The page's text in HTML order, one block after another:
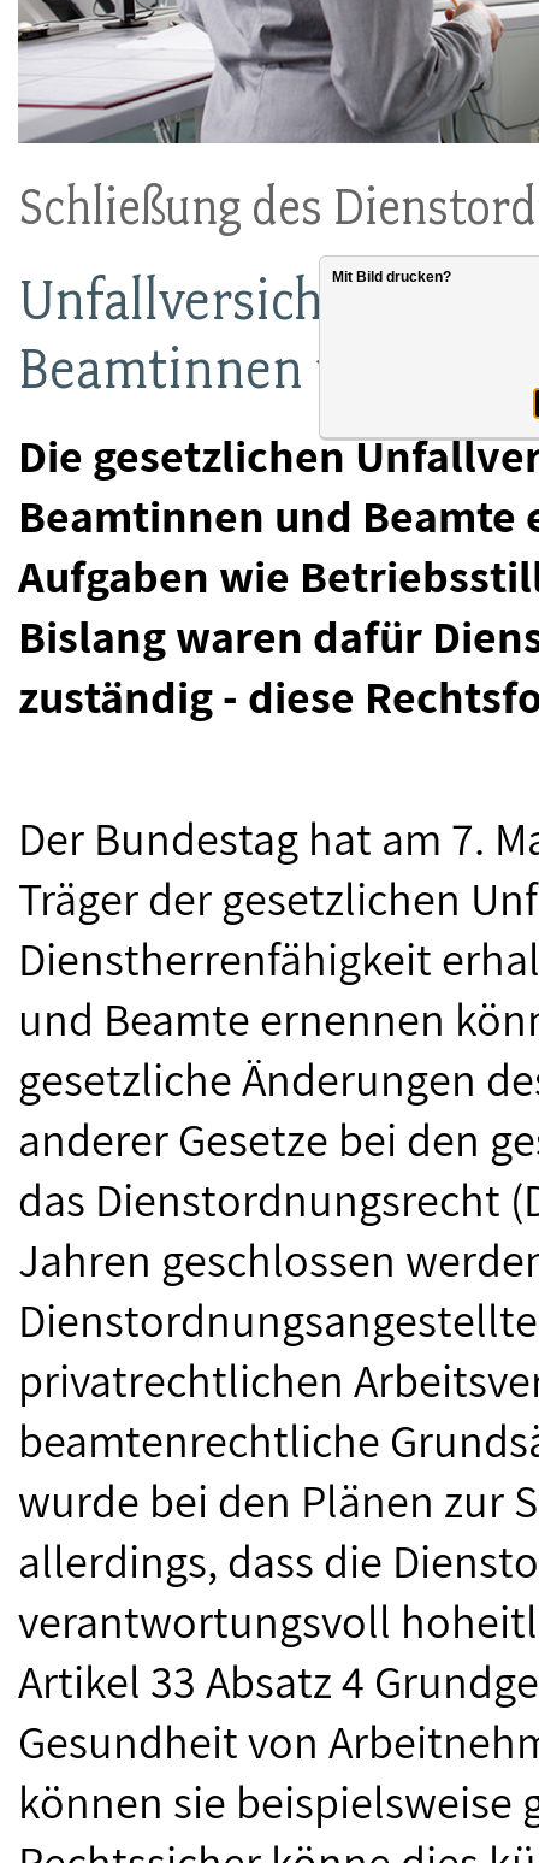
Schließung des
Beamtinnen und
Die gesetzlichen
Beamtinnen und
Aufgaben wie
Bislang waren dafür
zuständig - diese
Der Bundestag hat am 7.
Träger der gesetzlichen
Dienstherrenfähigkeit
und Beamte ernennen
gesetzliche Änderungen
anderer Gesetze bei den
das Dienstordnungsrecht
Jahren geschlossen
privatrechtlichen
beamtenrechtliche
wurde bei den Plänen zur
allerdings, dass die
verantwortungsvoll
Artikel 33 Absatz 4
Gesundheit von
können sie beispielsweise
Mit Bild drucken?